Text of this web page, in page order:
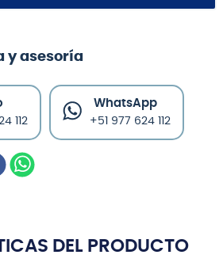
y asesoría
112
WhatsApp
+51 977 624 112
DEL PRODUCTO